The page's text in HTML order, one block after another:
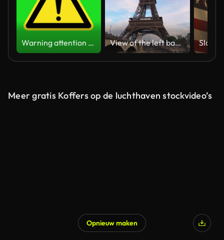
Warning attention yellow hazard message street sign 4k green screen caution animation View of the left bank of the Seine River, the Eiffel Tower, boats sailing on the river, the Quai Jacques-Chirac embankment and Pont d'Iena, Jena Bridge spanning the River Seine of Paris, France.
Meer gratis Koffers op de luchthaven stockvideo’s
Opnieuw maken